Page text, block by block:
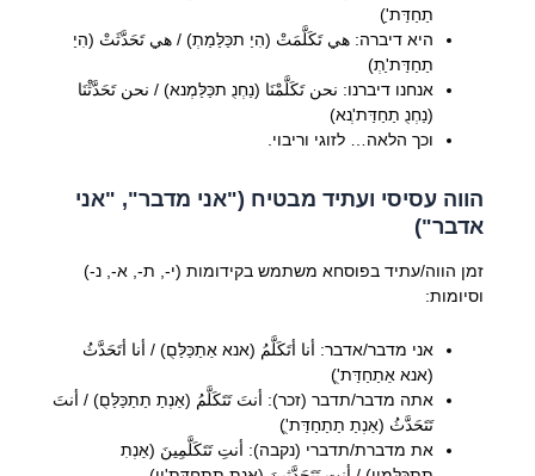
תַחַדַּת'ַ)
היא דיברה: هي تَكَلَّمَتْ (הִיַ תכַּלַּמַתְ) / هي تَحَدَّثَتْ (הִיַ
תַחַדַּת'ַתְ)
אנחנו דיברנו: نحن تَكَلَّمْنَا (נַחְנֻ תכַּלַּמְנא) / نحن تَحَدَّثْنَا
(נַחְנֻ תַחַדַּת'ְנא)
וכך הלאה… לזוגי וריבוי.
הווה עסיסי ועתיד מבטיח ("אני מדבר", "אני
אדבר")
זמן הווה/עתיד בפוסחא משתמש בקידומות (י-, ת-, א-, נ-)
וסיומות:
אני מדבר/אדבר: أنا أتَكَلَّمُ (אנא אַתַכַּלַּםֻ) / أنا أتَحَدَّثُ
(אנא אַתַחַדַּת'ֻ)
אתה מדבר/תדבר (זכר): أنتَ تَتَكَلَّمُ (אַנְתַ תַתַכַּלַּםֻ) / أنتَ
تَتَحَدَّثُ (אַנְתַ תַתַחַדַּת'ֻ)
את מדברת/תדברי (נקבה): أنتِ تَتَكَلَّمِينَ (אַנְתִ